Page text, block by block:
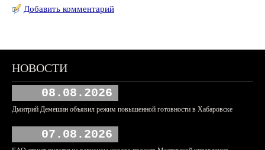
Добавить комментарий
НОВОСТИ
08.08.2026
Дмитрий Демешин объявил режим повышенной готовности в Хабаровске
07.08.2026